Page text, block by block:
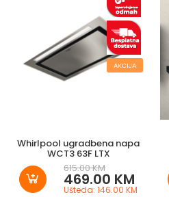
AKCIJA
Whirlpool ugradbena napa
WCT3 63F LTX
615.00 KM
469.00 KM
Ušteda: 146.00 KM